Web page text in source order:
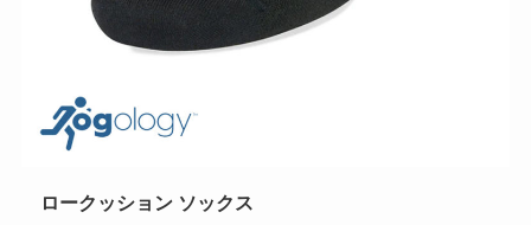
ロークッション ソックス